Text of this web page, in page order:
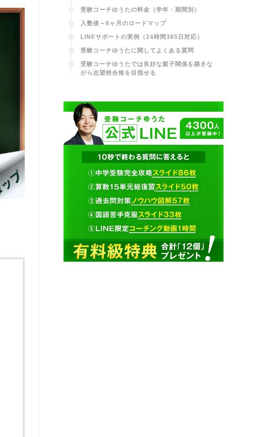
受験コーチゆうたの料金（学年・期間別）
入塾後～6ヶ月のロードマップ
LINEサポートの実例（24時間365日対応）
受験コーチゆうたに関してよくある質問
受験コーチゆうたでは良好な親子関係を築きな
がら志望校合格を目指せる